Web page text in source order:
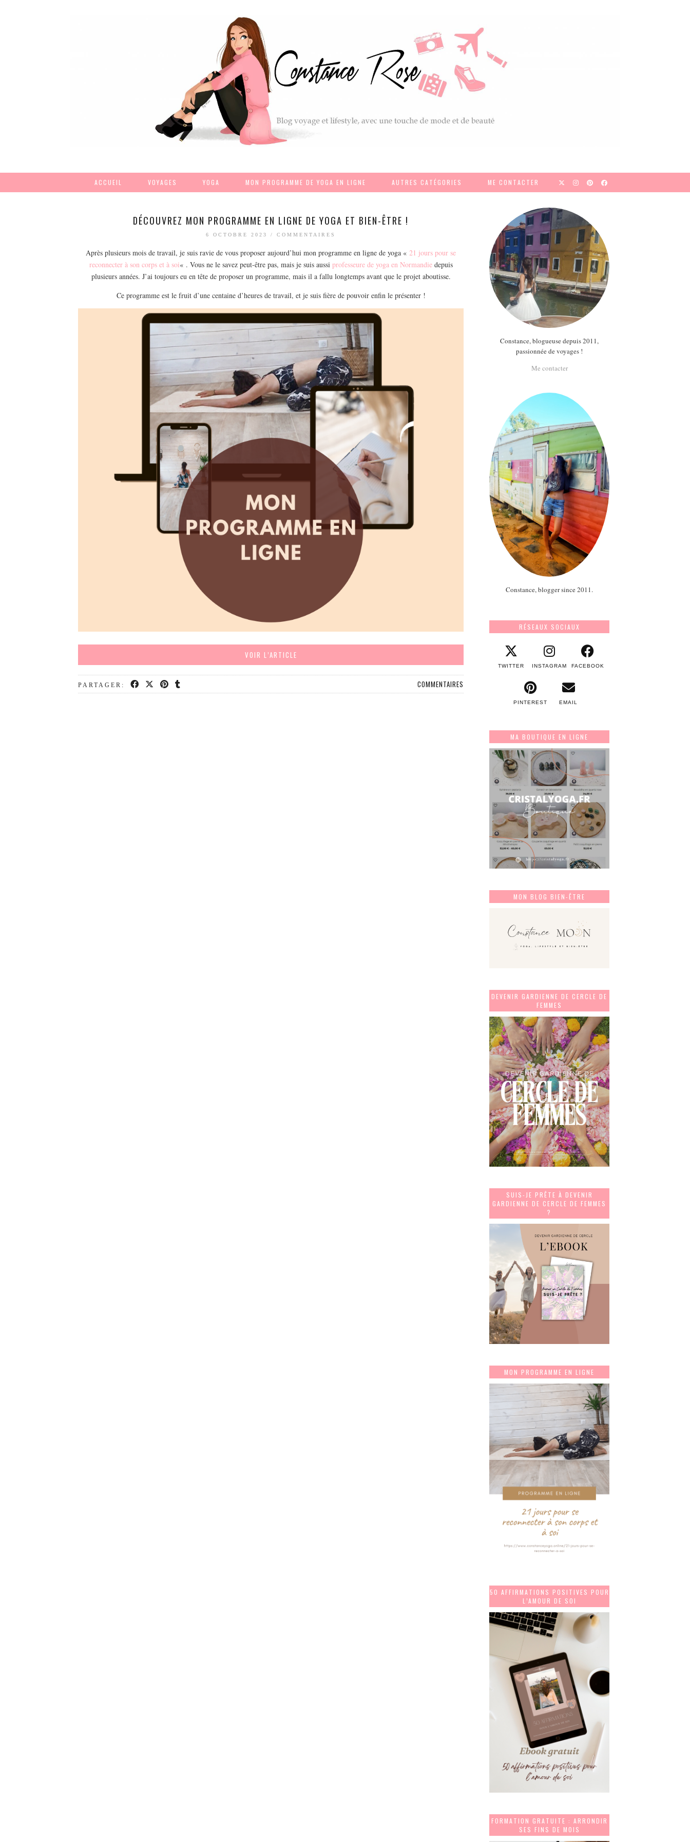
ACCUEIL VOYAGES YOGA MON PROGRAMME DE YOGA EN LIGNE AUTRES CATÉGORIES ME CONTACTER
DÉCOUVREZ MON PROGRAMME EN LIGNE DE YOGA ET BIEN-ÊTRE !
6 OCTOBRE 2023 /COMMENTAIRES
Après plusieurs mois de travail, je suis ravie de vous proposer aujourd’hui mon programme en ligne de yoga «21 jours pour se
reconnecter à son corps et à soi« . Vous ne le savez peut-être pas, mais je suis aussi professeure de yoga en Normandiedepuis
plusieurs années. J’ai toujours eu en tête de proposer un programme, mais il a fallu longtemps avant que le projet aboutisse.
Ce programme est le fruit d’une centaine d’heures de travail, et je suis fière de pouvoir enfin le présenter !
VOIR L’ARTICLE
PARTAGER: COMMENTAIRES
Constance, blogueuse depuis 2011,
passionnée de voyages !
Me contacter
Constance, blogger since 2011.
RÉSEAUX SOCIAUX
TWITTER INSTAGRAM FACEBOOK
PINTEREST EMAIL
MA BOUTIQUE EN LIGNE
MON BLOG BIEN-ÊTRE
DEVENIR GARDIENNE DE CERCLE DE
FEMMES
SUIS-JE PRÊTE À DEVENIR
GARDIENNE DE CERCLE DE FEMMES
?
MON PROGRAMME EN LIGNE
50 AFFIRMATIONS POSITIVES POUR
L’AMOUR DE SOI
FORMATION GRATUITE : ARRONDIR
SES FINS DE MOIS